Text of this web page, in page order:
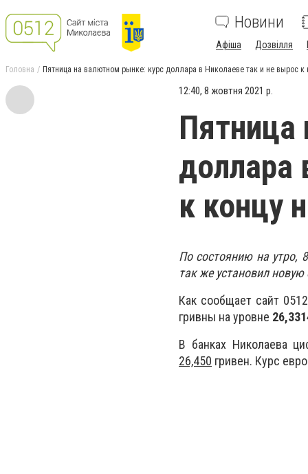
Новини
Афіша Дозвілля
Головна Пятница на валютном рынке: курс доллара в Николаеве так и не вырос к
12:40, 8 жовтня 2021 р.
Пятница
доллара
к концу
По состоянию на утро,
так же установил
Как сообщает сайт
гривны на уровне
В банках Николаева
26,450 гривен. Курс